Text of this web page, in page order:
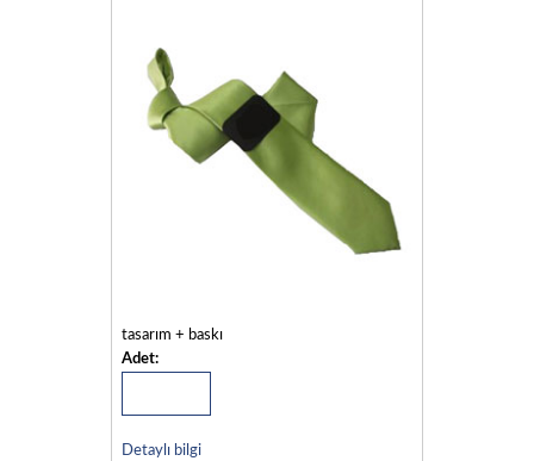
tasarım + baskı
Adet:
Detaylı bilgi